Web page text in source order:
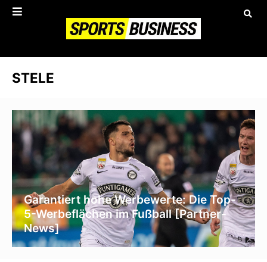
STELE
Garantiert hohe Werbewerte: Die Top-
5-Werbeflächen im Fußball [Partner-
News]